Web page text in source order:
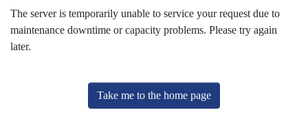
The server is temporarily unable to service your request due to
maintenance downtime or capacity problems. Please try again
later.
Take me to the home page